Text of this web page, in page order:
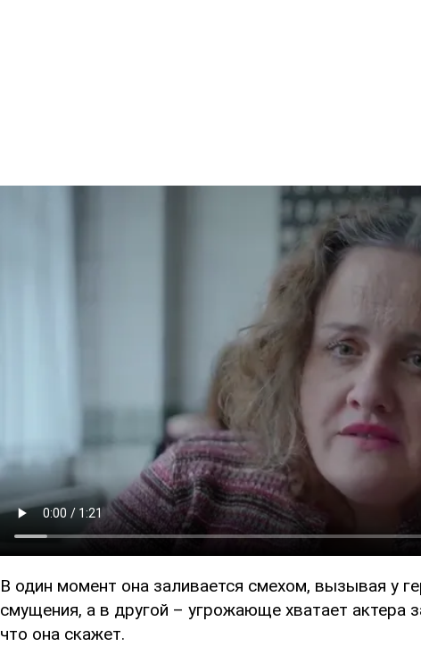
В один момент она заливается смехом, вызывая у
смущения, а в другой – угрожающе хватает актера
что она скажет.